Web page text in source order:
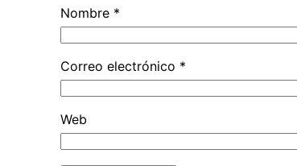
Nombre *
Correo electrónico *
Web